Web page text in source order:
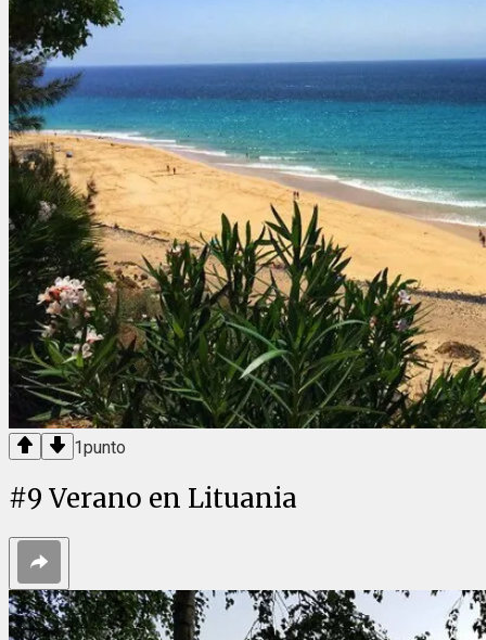
1punto
#9 Verano en Lituania